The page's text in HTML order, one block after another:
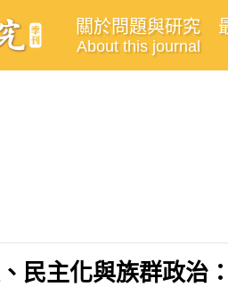
關於問題與研究
About this journal
民主化與族群政治